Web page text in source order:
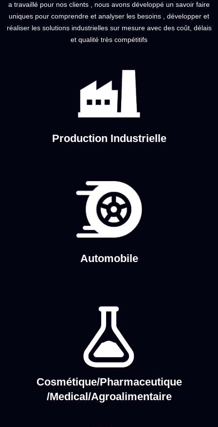
a travaillé pour nos clients , nous avons développé un savoir faire
uniques pour comprendre et analyser les besoins , développer et
réaliser les solutions industrielles sur mesure avec des coût, délais
et qualité très compétitifs
Production Industrielle
Automobile
Cosmétique/Pharmaceutique
/Medical/Agroalimentaire